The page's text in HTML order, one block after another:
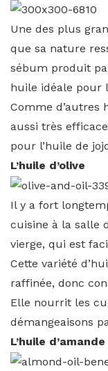
Une des plus
que sa nature
sébum produit
huile idéale pour
Comme d’autres
aussi très
pour l’huile de
L’huile d’olive
Il y a fort
cuisine à la salle
vierge, qui est
Cette variété
raffinée, donc
Elle nourrit les
démangeaisons
L’huile